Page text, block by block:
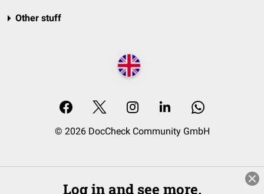
Other stuff
© 2026 DocCheck Community GmbH
Log in and see more.